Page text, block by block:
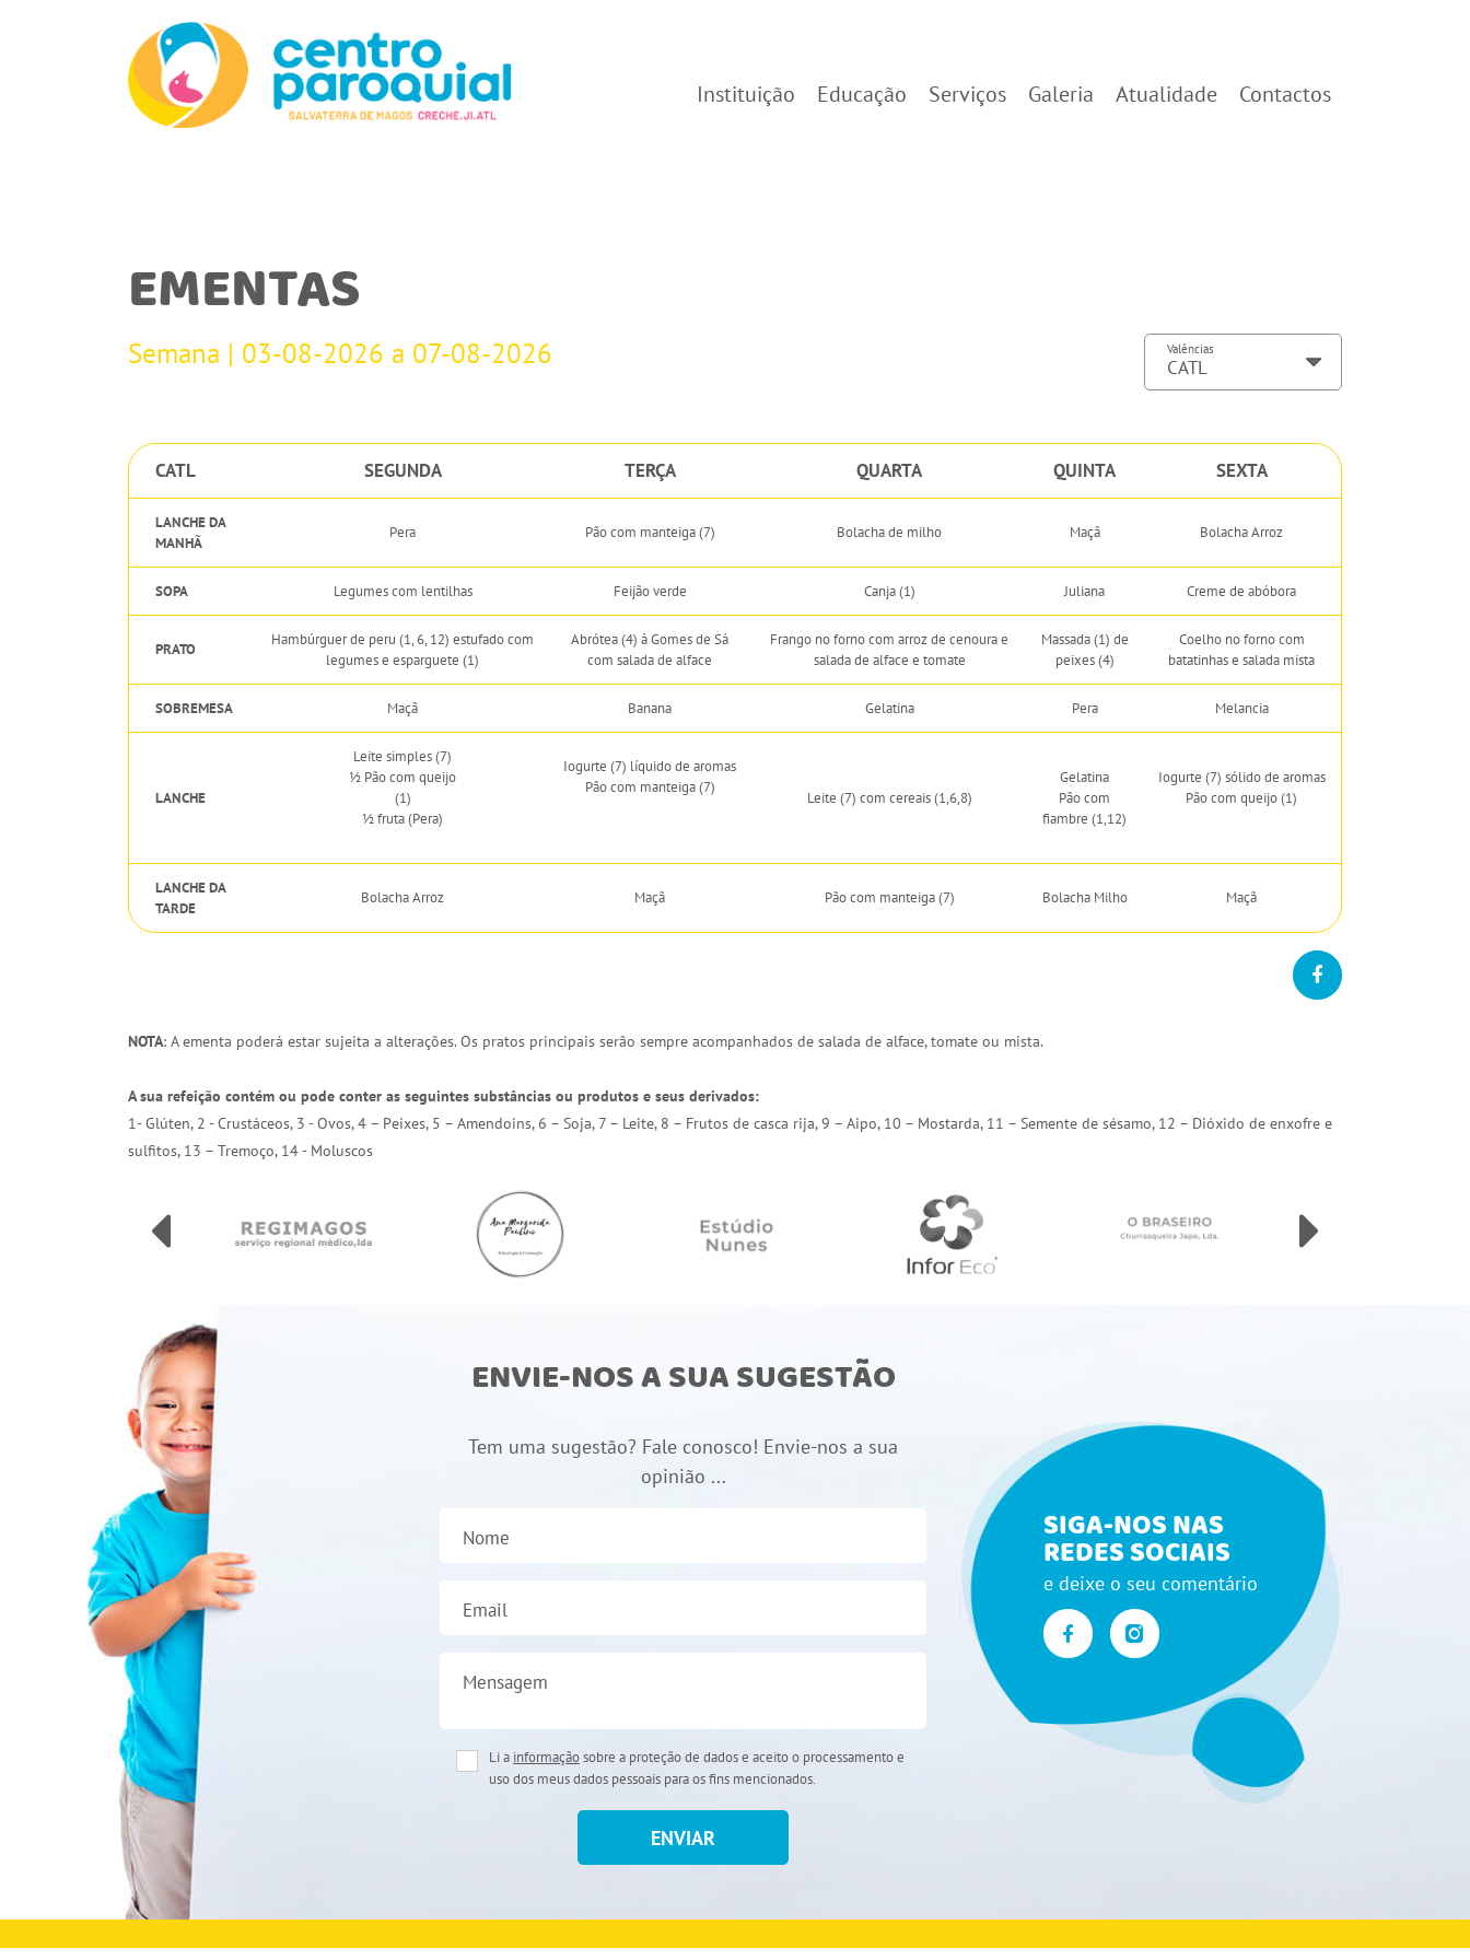
Instituição Educação Serviços Galeria Atualidade Contactos
EMENTAS
Semana | 03-08-2026 a 07-08-2026 Valências
CATL SEGUNDA TERÇA QUARTA QUINTA SEXTA
LANCHE DA
MANHÃ
Pera Pão com manteiga (7) Bolacha de milho Maçã Bolacha Arroz
SOPA Legumes com lentilhas Feijão verde Canja (1) Juliana Creme de abóbora
PRATO
Hambúrguer de peru (1, 6, 12) estufado com
legumes e esparguete (1)
Abrótea (4) à Gomes de Sá
com salada de alface
Frango no forno com arroz de cenoura e
salada de alface e tomate
Massada (1) de
peixes (4)
Coelho no forno com
batatinhas e salada mista
SOBREMESA Maçã Banana Gelatina Pera Melancia
LANCHE
Leite simples (7)
½ Pão com queijo
(1)
½ fruta (Pera)
Iogurte (7) líquido de aromas
Pão com manteiga (7)
Leite (7) com cereais (1,6,8)
Gelatina
Pão com
fiambre (1,12)
Iogurte (7) sólido de aromas
Pão com queijo (1)
LANCHE DA
TARDE
Bolacha Arroz Maçã Pão com manteiga (7) Bolacha Milho Maçã
NOTA: A ementa poderá estar sujeita a alterações. Os pratos principais serão sempre acompanhados de salada de alface, tomate ou mista.
A sua refeição contém ou pode conter as seguintes substâncias ou produtos e seus derivados:
1- Glúten, 2 - Crustáceos, 3 - Ovos, 4 – Peixes, 5 – Amendoins, 6 – Soja, 7 – Leite, 8 – Frutos de casca rija, 9 – Aipo, 10 – Mostarda, 11 – Semente de sésamo, 12 – Dióxido de enxofre e
sulfitos, 13 – Tremoço, 14 - Moluscos
ENVIE-NOS A SUA SUGESTÃO
Tem uma sugestão? Fale conosco! Envie-nos a sua
opinião ...
Nome
Email
Mensagem
Li a informaçãosobre a proteção de dados e aceito o processamento e
uso dos meus dados pessoais para os fins mencionados.
ENVIAR
SIGA-NOS NAS
REDES SOCIAIS
e deixe o seu comentário